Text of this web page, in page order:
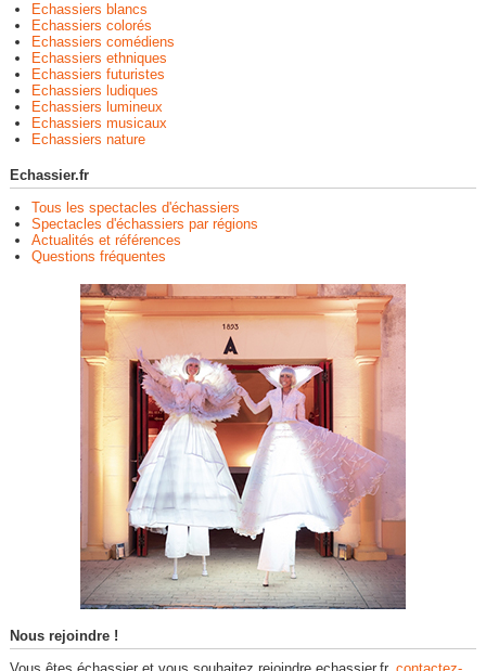
Echassiers blancs
Echassiers colorés
Echassiers comédiens
Echassiers ethniques
Echassiers futuristes
Echassiers ludiques
Echassiers lumineux
Echassiers musicaux
Echassiers nature
Echassier.fr
Tous les spectacles d'échassiers
Spectacles d'échassiers par régions
Actualités et références
Questions fréquentes
Nous rejoindre !